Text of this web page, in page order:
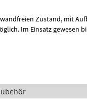
Im Einsatz gewesen bi